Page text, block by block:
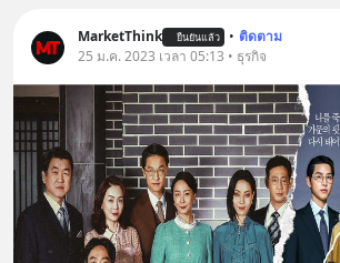
MarketThink ยืนยันแล้ว • ติดตาม
25 ม.ค. 2023 เวลา 05:13 • ธุรกิจ